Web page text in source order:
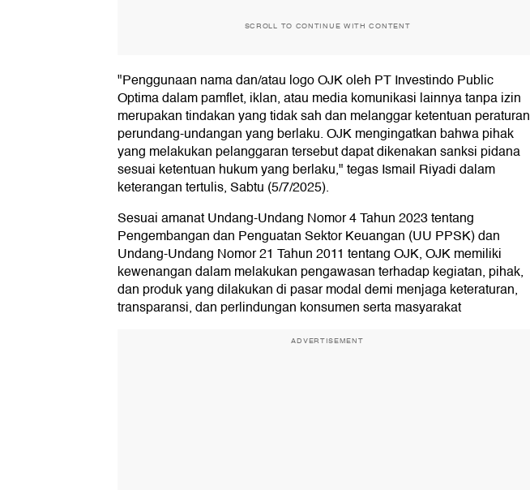
SCROLL TO CONTINUE WITH CONTENT
"Penggunaan nama dan/atau logo OJK oleh PT Investindo Public
Optima dalam pamflet, iklan, atau media komunikasi lainnya tanpa izin
merupakan tindakan yang tidak sah dan melanggar ketentuan peraturan
perundang-undangan yang berlaku. OJK mengingatkan bahwa pihak
yang melakukan pelanggaran tersebut dapat dikenakan sanksi pidana
sesuai ketentuan hukum yang berlaku," tegas Ismail Riyadi dalam
keterangan tertulis, Sabtu (5/7/2025).
Sesuai amanat Undang-Undang Nomor 4 Tahun 2023 tentang
Pengembangan dan Penguatan Sektor Keuangan (UU PPSK) dan
Undang-Undang Nomor 21 Tahun 2011 tentang OJK, OJK memiliki
kewenangan dalam melakukan pengawasan terhadap kegiatan, pihak,
dan produk yang dilakukan di pasar modal demi menjaga keteraturan,
transparansi, dan perlindungan konsumen serta masyarakat
ADVERTISEMENT